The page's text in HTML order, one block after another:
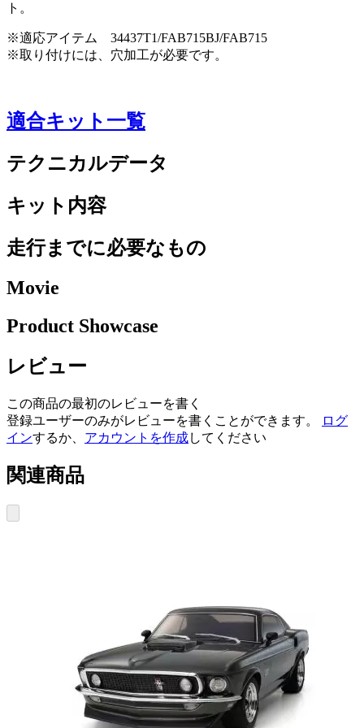
ト。
※適応アイテム 34437T1/FAB715BJ/FAB715
※取り付けには、穴加工が必要です。
適合キット一覧
テクニカルデータ
キット内容
走行までに必要なもの
Movie
Product Showcase
レビュー
この商品の最初のレビューを書く
登録ユーザーのみがレビューを書くことができます。
ログ
インするか、 アカウントを作成してください
関連商品